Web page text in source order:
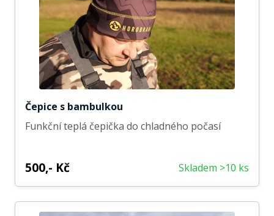
Čepice s bambulkou
Funkční teplá čepička do chladného počasí
500,- Kč Skladem >10 ks